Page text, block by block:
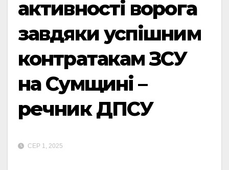
активності ворога
завдяки успішним
контратакам ЗСУ
на Сумщині –
речник ДПСУ
СЕР 1, 2025